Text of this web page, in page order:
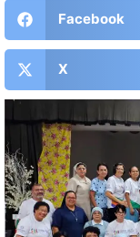
Facebook
X